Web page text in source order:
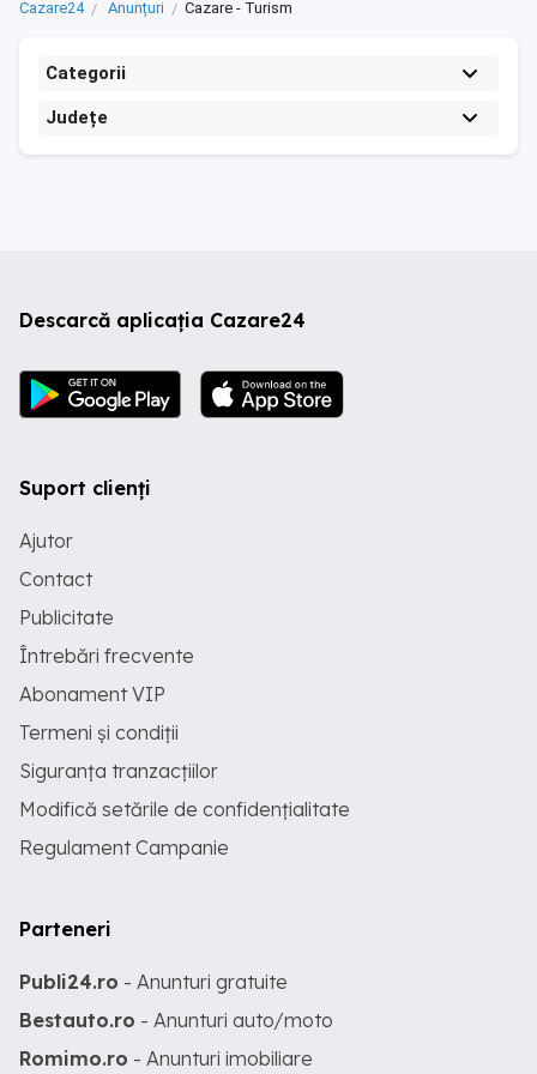
Cazare24 Anunțuri Cazare - Turism
Categorii
Județe
Descarcă aplicația Cazare24
Suport clienți
Ajutor
Contact
Publicitate
Întrebări frecvente
Abonament VIP
Termeni și condiții
Siguranța tranzacțiilor
Modifică setările de confidențialitate
Regulament Campanie
Parteneri
Publi24.ro - Anunturi gratuite
Bestauto.ro - Anunturi auto/moto
Romimo.ro - Anunturi imobiliare